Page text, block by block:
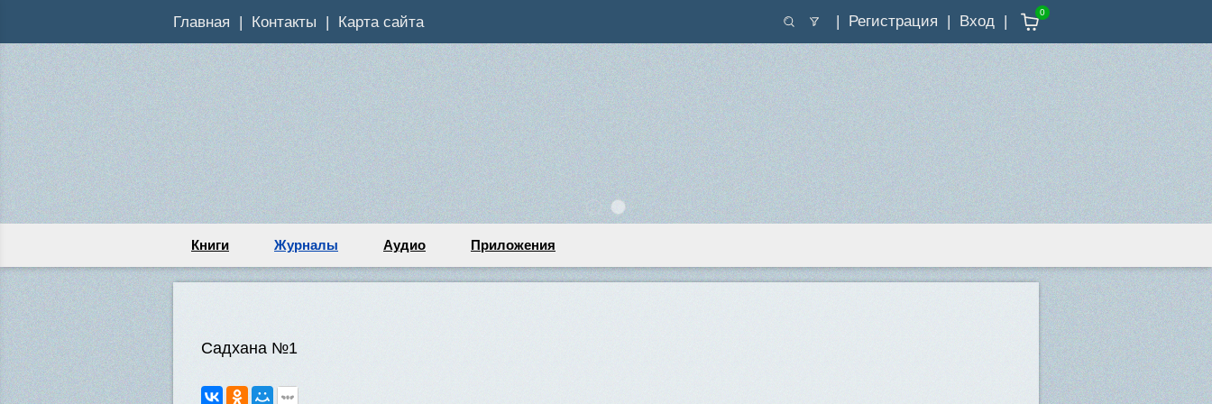
Главная Контакты Карта сайта Регистрация Вход
0
Книги Журналы Аудио Приложения
Садхана №1